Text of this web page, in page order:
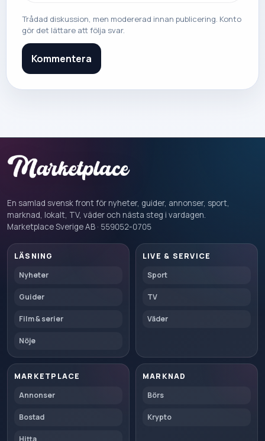
Trådad diskussion, men modererad innan publicering. Konto
gör det lättare att följa svar.
Kommentera
En samlad svensk front för nyheter, guider, annonser, sport,
marknad, lokalt, TV, väder och nästa steg i vardagen.
Marketplace Sverige AB · 559052-0705
LÄSNING
Nyheter
Guider
Film & serier
Nöje
LIVE & SERVICE
Sport
TV
Väder
MARKETPLACE
Annonser
Bostad
Hitta
MARKNAD
Börs
Krypto